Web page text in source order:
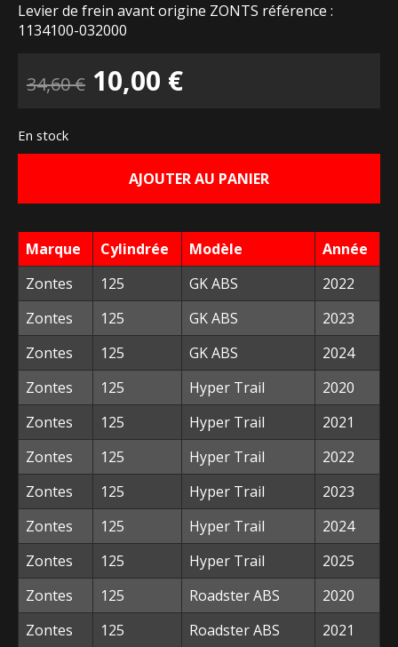
Levier de frein avant origine ZONTS référence :
1134100-032000
34,60€ Le
initial
était :
34,60 €.
10,00 €Le
actuel
est :
10,00 €.
En stock
AJOUTER AU PANIER
Marque Cylindrée Modèle
Année
Zontes
125 GK ABS
2022
Zontes
125 GK ABS
2023
Zontes
125 GK ABS
2024
Zontes
125 Hyper Trail
2020
Zontes
125 Hyper Trail
2021
Zontes
125 Hyper Trail
2022
Zontes
125 Hyper Trail
2023
Zontes
125 Hyper Trail
2024
Zontes
125 Hyper Trail
2025
Zontes
125 Roadster ABS
2020
Zontes
125 Roadster ABS
2021